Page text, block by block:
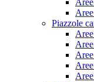
Piazzole